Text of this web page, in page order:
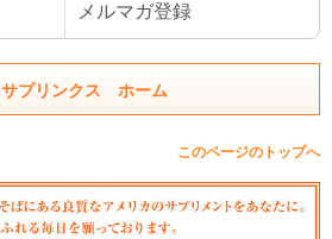
メルマガ登録
サプリンクス ホーム
このページのトップへ